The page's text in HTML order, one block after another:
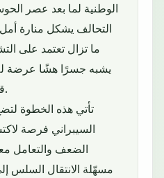
الوطنية لما بعد عصر
التحالف يشكل منارة
ما تزال تعتمد على
يشبه جسرًا هشًا عرضة
قوة الكم المتزايدة.
تأتي هذه الخطوة
السيبراني فرصة
الضعف والتعامل
مسهّلة الانتقال السلس